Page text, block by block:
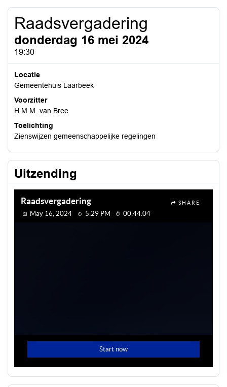
Raadsvergadering
donderdag 16 mei 2024
19:30
Locatie
Gemeentehuis Laarbeek
Voorzitter
H.M.M. van Bree
Toelichting
Zienswijzen gemeenschappelijke regelingen
Uitzending